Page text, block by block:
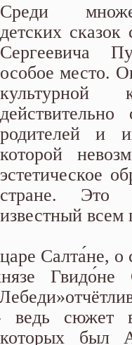
Среди
детских сказок
Сергеевича
особое место.
культурной
действительно
родителей и
которой
эстетическое
стране. Это
известный всем
Салта́не, о
ведь сюжет
которых